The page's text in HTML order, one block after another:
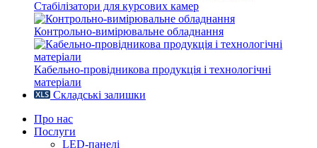
Стабілізатори для курсових камер
Контрольно-вимірювальне обладнання
Кабельно-провідникова продукція і технологічні
матеріали
Складські залишки
Про нас
Послуги
LED-панелі